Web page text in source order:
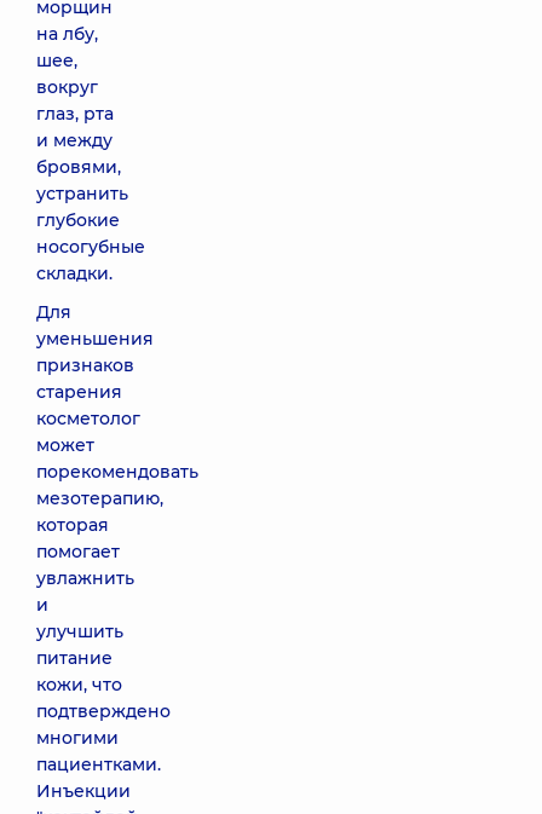
области (1
шприц) Teosyal
RHA 2
18440 грн
Контурная
реконструкция
области (1
шприц) Teosyal
Ultra deep
Филлер-
ревитализант
Dr. CYJ (1
шприц)
10030 грн
Биоревитализация
(1 шприц)
Juvederm Volite
Биоревитализация
(1 шприц) Teosyal
Redensity (I) 1 ml.
12880 грн
морщин
на лбу,
шее,
вокруг
глаз, рта
и между
бровями,
устранить
глубокие
носогубные
складки.
Для
уменьшения
признаков
старения
косметолог
может
порекомендовать
мезотерапию,
которая
помогает
увлажнить
и
улучшить
питание
кожи, что
подтверждено
многими
пациентками.
Инъекции